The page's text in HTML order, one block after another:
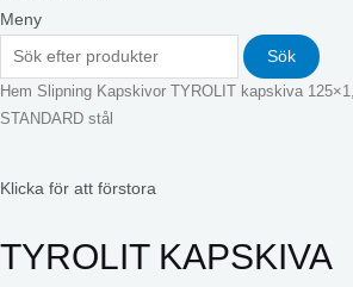
Meny
Sök
Hem Slipning Kapskivor
TYROLIT kapskiva
STANDARD stål
Klicka för att förstora
TYROLIT KAPSKIVA